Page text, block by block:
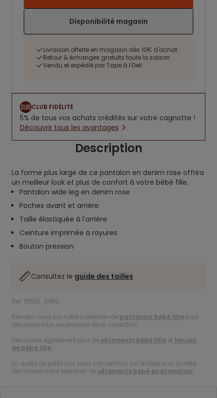
Disponibilité magasin
Livraison offerte en magasin dès 10€ d'achat
Retour & échanges gratuits toute la saison
Vendu et expédié par Tape à l'Oeil
CLUB FIDÉLITÉ
5% de tous vos achats crédités sur votre cagnotte !
Découvrir tous les avantages
Description
La forme plus large de ce pantalon en denim rose offrira
un meilleur look et plus de confort à votre bébé fille.
Pantalon wide leg en denim rose
Poches avant et arrière
Taille élastiquée à l'arrière
Ceinture imprimée à rayures
Bouton pression
Consultez le guide des tailles
Ref. 10533_01183
Rendez-vous sur notre collection de pantalons bébé fille pour
découvrir tous les produits de la collection.
Découvrez également plus devêtements bébé fille et tenues
de bébé fille.
En quête de petits prix sans compromis sur le style ni la qualité :
découvrez notre sélection devêtements bébé en promotion.